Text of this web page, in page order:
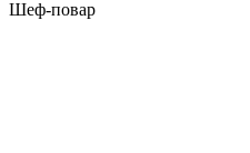
Шеф-повар